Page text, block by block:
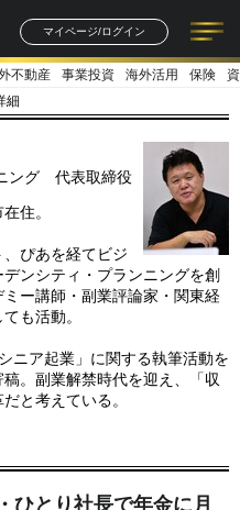
マイページ/ログイン
記事一覧 連載一覧
著者一覧 書籍一覧
不動産 事業投資 海外活用 保険
細
ング 代表取締役
住。
ぴあを経てビジ
ンシティ・プランニングを創
ー講師・副業評論家・関東経
も活動。
ニア起業」に関する執筆活動を
。副業解禁時代を迎え、「収
と考えている。
ひとり社長で年金に月